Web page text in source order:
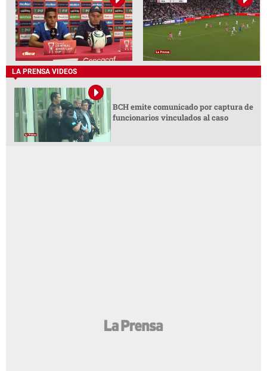
LA PRENSA VIDEOS
BCH emite comunicado por captura de
funcionarios vinculados al caso